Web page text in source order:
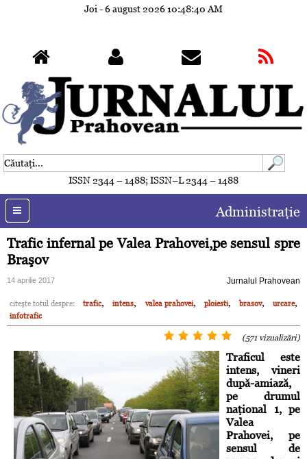
Joi - 6 august 202610:48:43 AM
ISSN 2344 – 1488; ISSN–L 2344 – 1488
Administraţie
Trafic infernal pe Valea Prahovei,pe sensul spre
Braşov
14 aprilie 2017 Jurnalul Prahovean
citeşte totul despre: trafic, intens, valea prahovei, ploiesti, brasov, urcare,
infotrafic
(571 vizualizări)
Traficul este
intens, vineri
după-amiază,
pe drumul
naţional 1, pe
Valea
Prahovei, pe
sensul de